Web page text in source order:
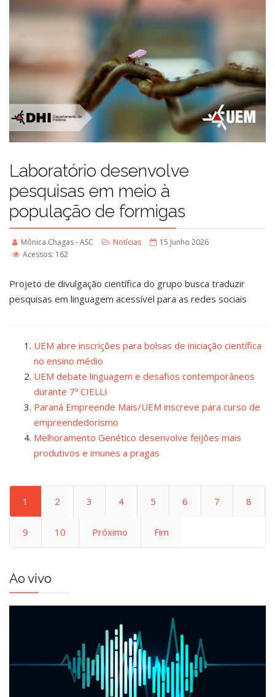
Laboratório desenvolve
pesquisas em meio à
população de formigas
Mônica Chagas - ASC Notícias
15 Junho 2026
Acessos: 162
Projeto de divulgação científica do grupo busca traduzir
pesquisas em linguagem acessível para as redes sociais
UEM abre inscrições para bolsas de iniciação científica
no ensino médio
UEM debate linguagem e desafios contemporâneos
durante 7º CIELLI
Paraná Empreende Mais/UEM inscreve para curso de
empreendedorismo
Melhoramento Genético desenvolve feijões mais
produtivos e imunes a pragas
1 2 3 4 5 6 7 8
9 10 Próximo Fim
Ao vivo